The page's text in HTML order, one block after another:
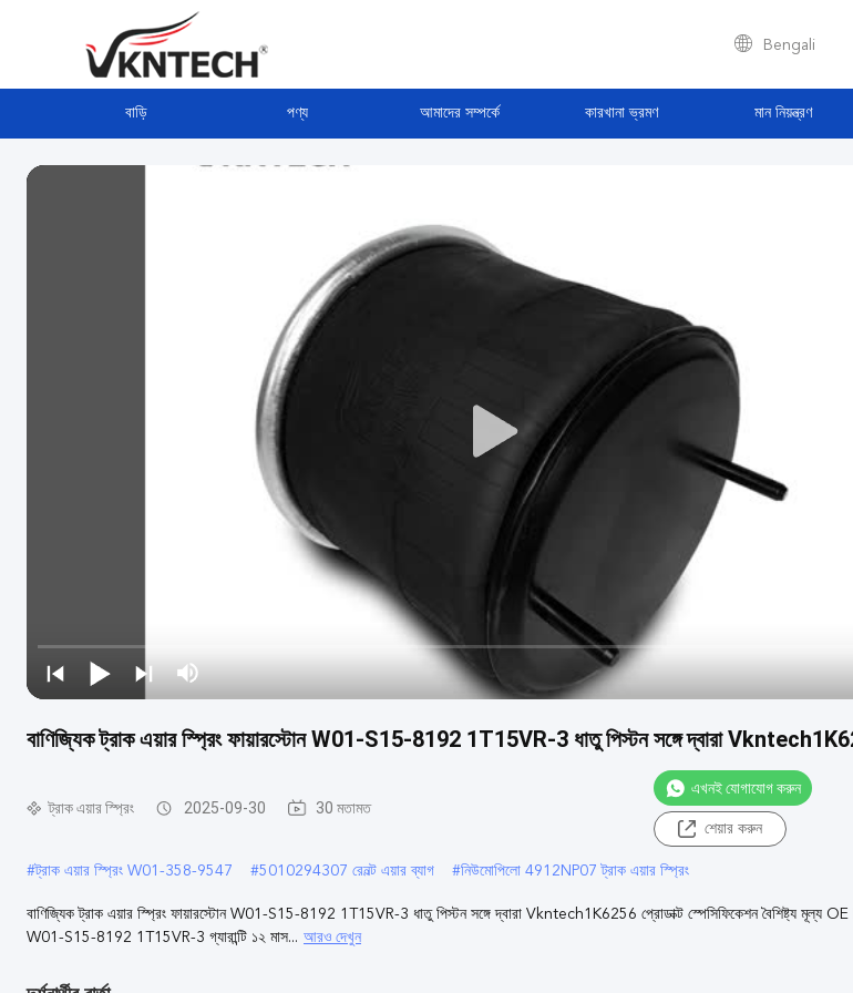
Bengali
বাড়ি পণ্য আমাদের সম্পর্কে কারখানা ভ্রমণ মান নিয়ন্ত্রণ
বাণিজ্যিক ট্রাক এয়ার স্প্রিং ফায়ারস্টোন W01-S15-8192 1T15VR-3 ধাতু পিস্টন সঙ্গে দ্বারা
ট্রাক এয়ার স্প্রিং 2025-09-30 30 মতামত
এখনই যোগাযোগ করুন
শেয়ার করুন
#ট্রাক এয়ার স্প্রিং W01-358-9547 #5010294307 রেনল্ট এয়ার ব্যাগ #নিউমোপিলো 4912NP07 ট্রাক এয়ার স্প্রিং
বাণিজ্যিক ট্রাক এয়ার স্প্রিং ফায়ারস্টোন W01-S15-8192 1T15VR-3 ধাতু পিস্টন সঙ্গে দ্বারা Vkntech1K6256 প্রোডাক্ট স্পেসিফিকেশন বৈশিষ্ট্য মূল্য
W01-S15-8192 1T15VR-3 গ্যারান্টি ১২ মাস... আরও দেখুন